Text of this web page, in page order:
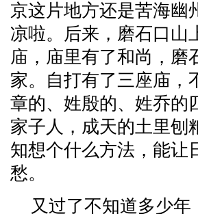
京这片地方还是苦海幽
凉啦。后来，磨石口山
庙，庙里有了和尚，磨
家。自打有了三座庙，
章的、姓殷的、姓乔的
家子人，成天的土里刨
知想个什么方法，能让
愁。
又过了不知道多少